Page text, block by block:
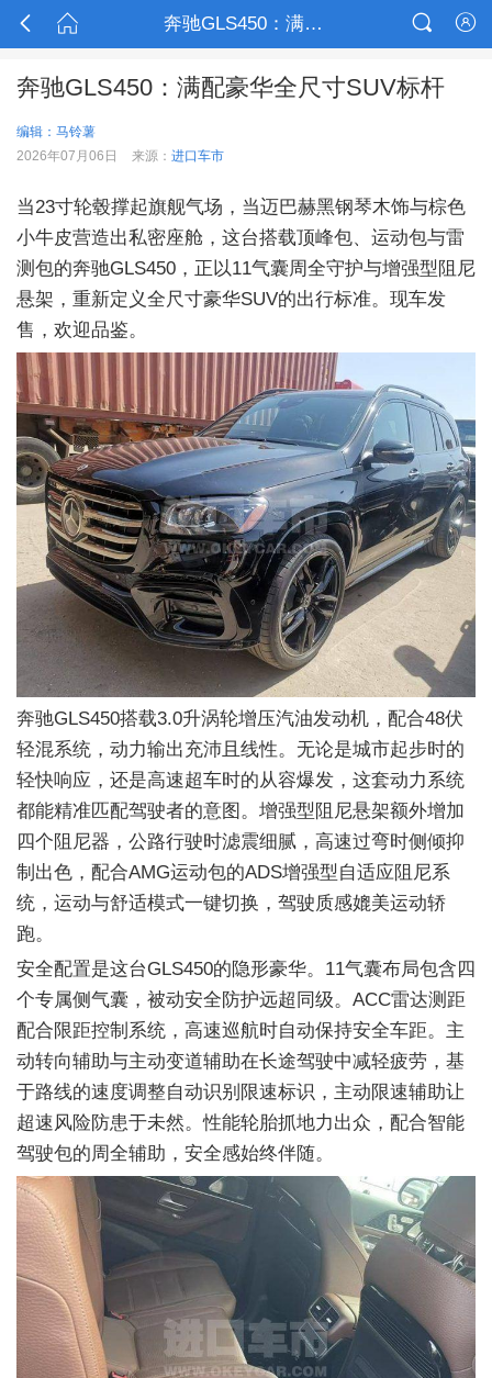
  奔驰GLS450：满配豪华全尺寸SUV标杆 

奔驰GLS450：满配豪华全尺寸SUV标杆
编辑：马铃薯
2026年07月06日
来源： 进口车市
当23寸轮毂撑起旗舰气场，当迈巴赫黑钢琴木饰与棕色
小牛皮营造出私密座舱，这台搭载顶峰包、运动包与雷
测包的奔驰GLS450，正以11气囊周全守护与增强型阻尼
悬架，重新定义全尺寸豪华SUV的出行标准。现车发
售，欢迎品鉴。
奔驰GLS450搭载3.0升涡轮增压汽油发动机，配合48伏
轻混系统，动力输出充沛且线性。无论是城市起步时的
轻快响应，还是高速超车时的从容爆发，这套动力系统
都能精准匹配驾驶者的意图。增强型阻尼悬架额外增加
四个阻尼器，公路行驶时滤震细腻，高速过弯时侧倾抑
制出色，配合AMG运动包的ADS增强型自适应阻尼系
统，运动与舒适模式一键切换，驾驶质感媲美运动轿
跑。
安全配置是这台GLS450的隐形豪华。11气囊布局包含四
个专属侧气囊，被动安全防护远超同级。ACC雷达测距
配合限距控制系统，高速巡航时自动保持安全车距。主
动转向辅助与主动变道辅助在长途驾驶中减轻疲劳，基
于路线的速度调整自动识别限速标识，主动限速辅助让
超速风险防患于未然。性能轮胎抓地力出众，配合智能
驾驶包的周全辅助，安全感始终伴随。